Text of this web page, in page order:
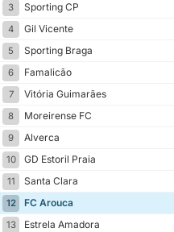
3
Sporting CP
4
Gil Vicente
5
Sporting Braga
6
Famalicão
7
Vitória Guimarães
8
Moreirense FC
9
Alverca
10
GD Estoril Praia
11
Santa Clara
12
FC Arouca
13
Estrela Amadora